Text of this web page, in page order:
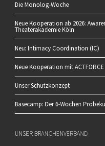
Die Monolog-Woche
Neue Kooperation ab 2026:
Theaterakademie Köln
Neu: Intimacy Coordination (IC)
Neue Kooperation mit ACTFORCE
Unser Schutzkonzept
Basecamp: Der 6-Wochen
UNSER BRANCHENVERBAND